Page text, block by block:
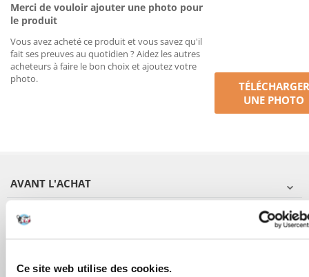
Ce site web utilise des cookies.
Merci de vouloir ajouter une photo pour
le produit
Vous avez acheté ce produit et vous savez qu'il
fait ses preuves au quotidien ? Aidez les autres
acheteurs à faire le bon choix et ajoutez votre
photo.
TÉLÉCHARGER
UNE PHOTO
AVANT L'ACHAT
COMMANDES